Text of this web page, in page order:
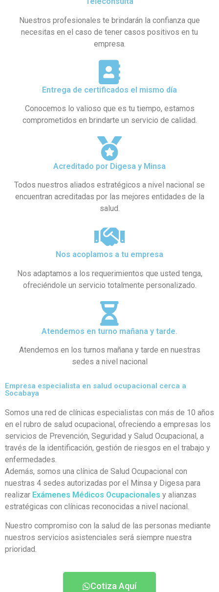
Nuestros profesionales te brindarán la confianza que
necesitas en el caso de tener casos positivos en tu
empresa.
Entrega de certificados el mismo día
Conocemos lo valioso que es tu tiempo, estamos
comprometidos en brindarte un servicio de calidad.
Acreditado por Digesa y Minsa​
Todos nuestros aliados estratégicos a nivel nacional se
encuentran acreditadas por las mejores entidades de la
salud.
Nos acoplamos a tu empresa
Nos adaptamos a los requerimientos que usted tenga,
ofreciéndole un servicio totalmente personalizado.
Atendemos en turno mañana y tarde.
Atendemos en los turnos mañana y tarde en nuestras
sedes a nivel nacional
Empresa especialista en salud ocupacional cerca a
Socabaya
Somos una red de clínicas especialistas con más de 10 años
en el rubro de salud ocupacional, ofreciendo a empresas los
servicios de Prevención, Seguridad y Salud Ocupacional, a
través de la identificación, gestión de riesgos en el trabajo y
enfermedades.
Además, somos una clínica de Salud Ocupacional con
nuestras 4 sedes autorizadas por el Minsa y Digesa para
realizar Exámenes Médicos Ocupacionales y alianzas
estratégicas con clínicas reconocidas a nivel nacional.
Nuestro compromiso con la salud de las personas mediante
nuestros servicios asistenciales será siempre nuestra
prioridad.
Cotiza Aquí